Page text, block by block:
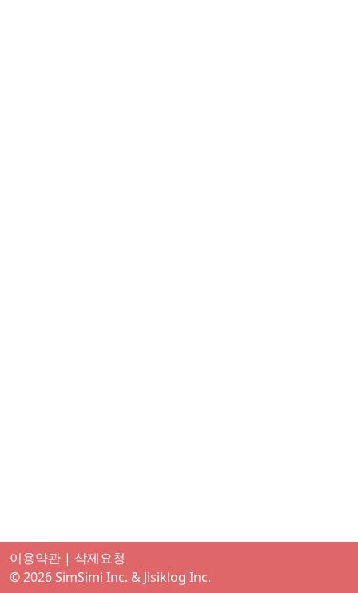
이용약관 | 삭제요청
©2026 SimSimi Inc. & Jisiklog Inc.